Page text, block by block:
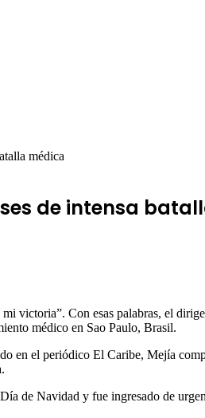
médica
de intensa
victoria”. Con esas palabras, el
médico en Sao Paulo, Brasil.
en el periódico El Caribe, Mejía
de Navidad y fue ingresado de